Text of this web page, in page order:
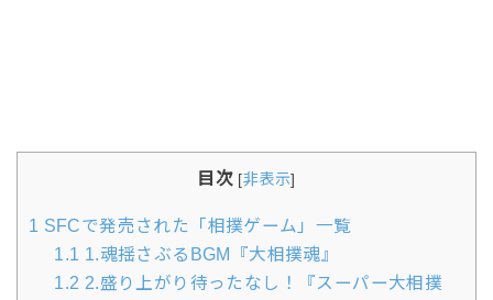
目次 [非表示]
1 SFCで発売された「相撲ゲーム」一覧
1.1 1.魂揺さぶるBGM『大相撲魂』
1.2 2.盛り上がり待ったなし！『スーパー大相撲